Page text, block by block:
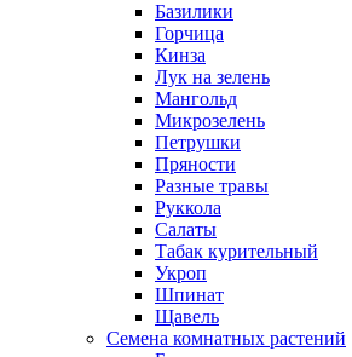
Базилики
Горчица
Кинза
Лук на зелень
Мангольд
Микрозелень
Петрушки
Пряности
Разные травы
Руккола
Салаты
Табак курительный
Укроп
Шпинат
Щавель
Семена комнатных растений